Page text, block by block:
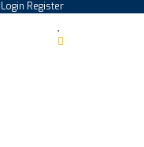
Login Register